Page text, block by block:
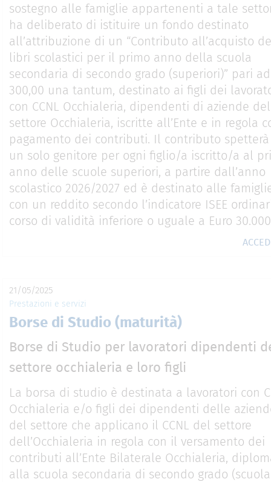
sostegno alle famiglie appartenenti a tale
ha deliberato di istituire un fondo destinato
all’attribuzione di un “Contributo all’acquisto
libri scolastici per il primo anno della scuola
secondaria di secondo grado (superiori)” pari
300,00 una tantum, destinato ai figli dei
con CCNL Occhialeria, dipendenti di aziende del
settore Occhialeria, iscritte all’Ente e in regola
pagamento dei contributi. Il contributo
un solo genitore per ogni figlio/a iscritto/a al
anno delle scuole superiori, a partire dall’anno
scolastico 2026/2027 ed è destinato alle
con un reddito secondo l’indicatore ISEE
corso di validità inferiore o uguale a Euro
21/05/2025
Prestazioni e servizi
Borse di Studio (maturità)
Borse di Studio per lavoratori dipendenti
settore occhialeria e loro figli
La borsa di studio è destinata a lavoratori con
Occhialeria e/o figli dei dipendenti delle
del settore che applicano il CCNL del settore
dell’Occhialeria in regola con il versamento dei
contributi all’Ente Bilaterale Occhialeria,
alla scuola secondaria di secondo grado (scuola